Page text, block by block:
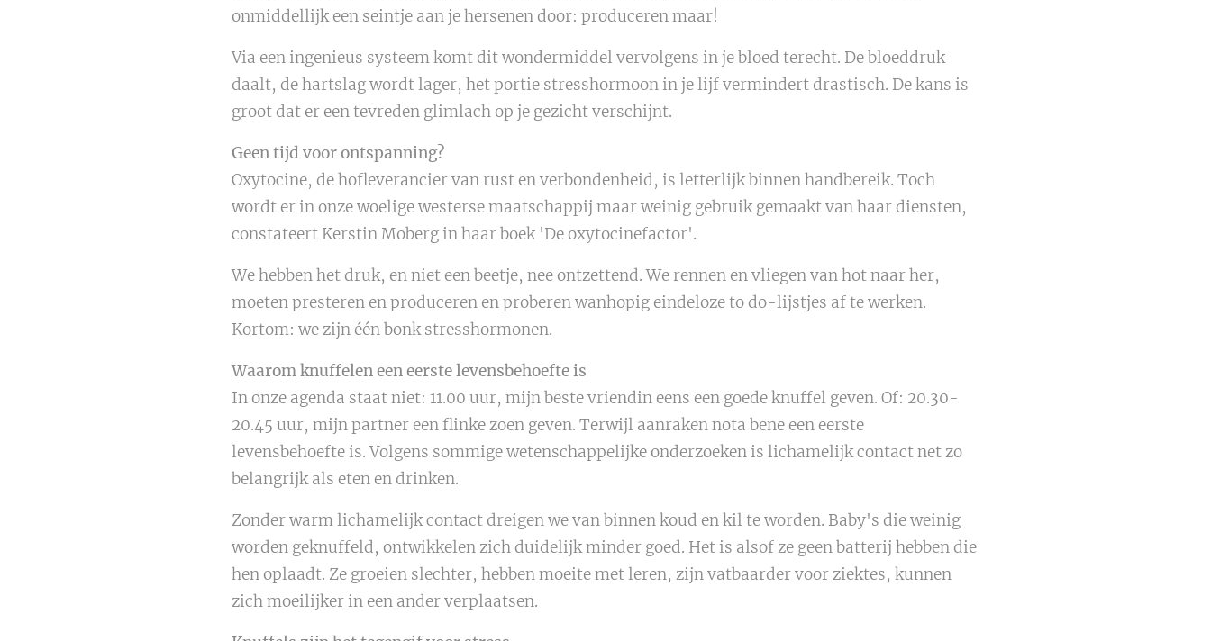
onmiddellijk een seintje aan je hersenen door: produceren maar!
Via een ingenieus systeem komt dit wondermiddel vervolgens in je bloed terecht. De bloeddruk
daalt, de hartslag wordt lager, het portie stresshormoon in je lijf vermindert drastisch. De kans is
groot dat er een tevreden glimlach op je gezicht verschijnt.
Geen tijd voor ontspanning?
Oxytocine, de hofleverancier van rust en verbondenheid, is letterlijk binnen handbereik. Toch
wordt er in onze woelige westerse maatschappij maar weinig gebruik gemaakt van haar diensten,
constateert Kerstin Moberg in haar boek 'De oxytocinefactor'.
We hebben het druk, en niet een beetje, nee ontzettend. We rennen en vliegen van hot naar her,
moeten presteren en produceren en proberen wanhopig eindeloze to do-lijstjes af te werken.
Kortom: we zijn één bonk stresshormonen.
Waarom knuffelen een eerste levensbehoefte is
In onze agenda staat niet: 11.00 uur, mijn beste vriendin eens een goede knuffel geven. Of: 20.30-
20.45 uur, mijn partner een flinke zoen geven. Terwijl aanraken nota bene een eerste
levensbehoefte is. Volgens sommige wetenschappelijke onderzoeken is lichamelijk contact net zo
belangrijk als eten en drinken.
Zonder warm lichamelijk contact dreigen we van binnen koud en kil te worden. Baby's die weinig
worden geknuffeld, ontwikkelen zich duidelijk minder goed. Het is alsof ze geen batterij hebben die
hen oplaadt. Ze groeien slechter, hebben moeite met leren, zijn vatbaarder voor ziektes, kunnen
zich moeilijker in een ander verplaatsen.